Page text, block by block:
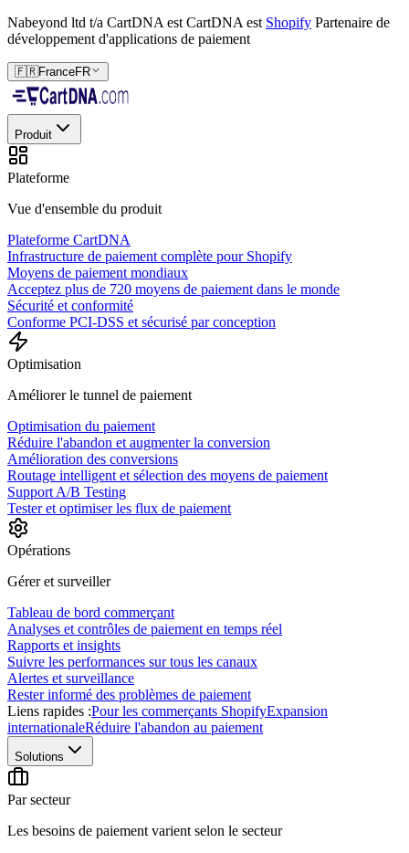
Nabeyond ltd t/a CartDNA est CartDNA est Shopify Partenaire de
développement d'applications de paiement
🇫🇷FranceFR
Produit
Plateforme
Vue d'ensemble du produit
Plateforme CartDNA
Infrastructure de paiement complète pour Shopify
Moyens de paiement mondiaux
Acceptez plus de 720 moyens de paiement dans le monde
Sécurité et conformité
Conforme PCI-DSS et sécurisé par conception
Optimisation
Améliorer le tunnel de paiement
Optimisation du paiement
Réduire l'abandon et augmenter la conversion
Amélioration des conversions
Routage intelligent et sélection des moyens de paiement
Support A/B Testing
Tester et optimiser les flux de paiement
Opérations
Gérer et surveiller
Tableau de bord commerçant
Analyses et contrôles de paiement en temps réel
Rapports et insights
Suivre les performances sur tous les canaux
Alertes et surveillance
Rester informé des problèmes de paiement
Liens rapides :Pour les commerçants ShopifyExpansion
internationaleRéduire l'abandon au paiement
Solutions
Par secteur
Les besoins de paiement varient selon le secteur